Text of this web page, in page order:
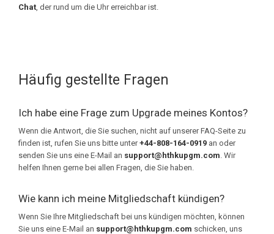
Chat , der rund um die Uhr erreichbar ist.
Häufig gestellte Fragen
Ich habe eine Frage zum Upgrade meines Kontos?
Wenn die Antwort, die Sie suchen, nicht auf unserer FAQ-Seite zu
finden ist, rufen Sie uns bitte unter+44-808-164-0919 an oder
senden Sie uns eine E-Mail an support@hthkupgm.com . Wir
helfen Ihnen gerne bei allen Fragen, die Sie haben.
Wie kann ich meine Mitgliedschaft kündigen?
Wenn Sie Ihre Mitgliedschaft bei uns kündigen möchten, können
Sie uns eine E-Mail an support@hthkupgm.com schicken, uns